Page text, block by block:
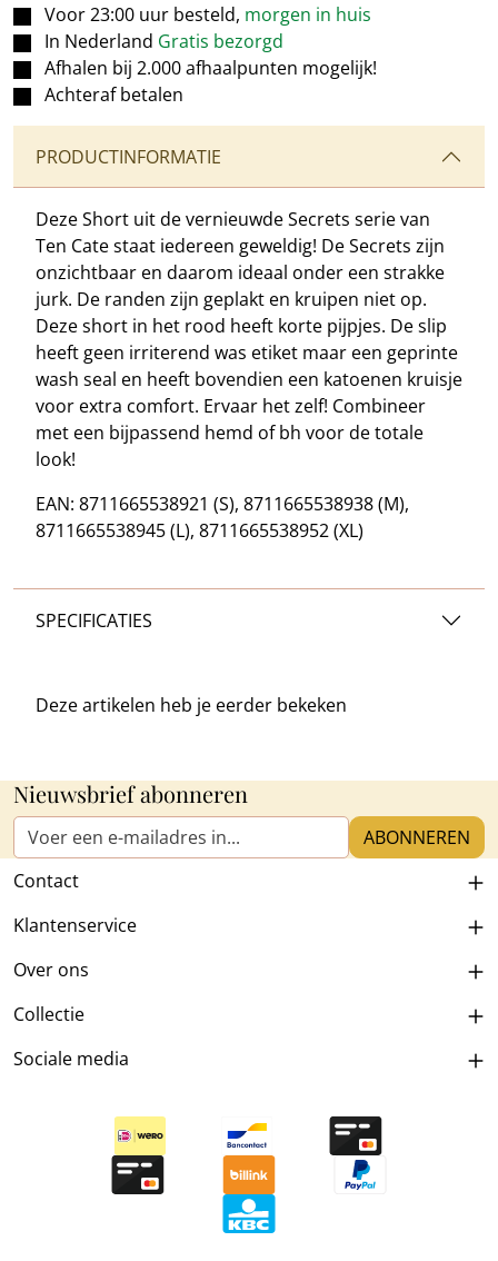
Voor 23:00 uur besteld, morgen in huis
In Nederland Gratis bezorgd
Afhalen bij 2.000 afhaalpunten mogelijk!
Achteraf betalen
PRODUCTINFORMATIE
Deze Short uit de vernieuwde Secrets serie van
Ten Cate staat iedereen geweldig! De Secrets zijn
onzichtbaar en daarom ideaal onder een strakke
jurk. De randen zijn geplakt en kruipen niet op.
Deze short in het rood heeft korte pijpjes. De slip
heeft geen irriterend was etiket maar een geprinte
wash seal en heeft bovendien een katoenen kruisje
voor extra comfort. Ervaar het zelf! Combineer
met een bijpassend hemd of bh voor de totale
look!
EAN: 8711665538921 (S), 8711665538938 (M),
8711665538945 (L), 8711665538952 (XL)
SPECIFICATIES
Deze artikelen heb je eerder bekeken
Nieuwsbrief abonneren
E-mailadres*
ABONNEREN
Contact
Klantenservice
Over ons
Collectie
Sociale media